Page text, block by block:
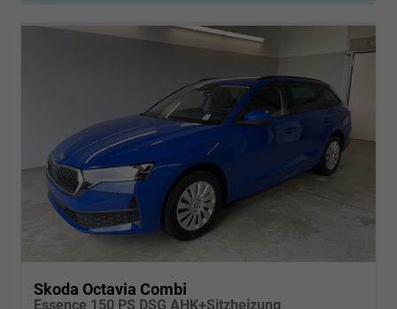
Skoda Octavia Combi
Essence 150 PS DSG AHK+Sitzheizung